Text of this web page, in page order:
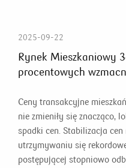
2025-09-22
Rynek Mieszkaniowy
procentowych
Ceny transakcyjne
nie zmieniły się znacząco,
spadki cen. Stabilizacja cen
utrzymywaniu się
postępującej stopniowo